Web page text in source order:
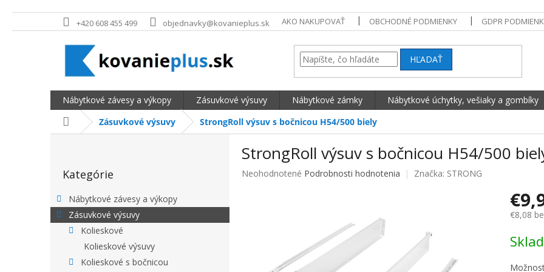
Prejsť na obsah +420 608 455 499 objednavky@kovanieplus.sk AKO NAKUPOVAŤ OBCHODNÉ PODMIENKY GDPR
HĽADAŤ
Nábytkové závesy a výkopy Zásuvkové výsuvy Nábytkové zámky Nábytkové úchytky, vešiaky a gombíky
DomovZásuvkové výsuvy StrongRoll výsuv s bočnicou H54/500 biely
BOČNÝ PANEL
Kategórie
Nábytkové závesy a výkopy
Zásuvkové výsuvy
Kolieskové
Kolieskové výsuvy
Kolieskové s bočnicou
StrongRoll výsuv s bočnicou H54/500
Priemerné hodnotenie produktu je 0,0 z 5 hviezdičiek.
Neohodnotené Podrobnosti hodnotenia Značka: STRONG
€8,08